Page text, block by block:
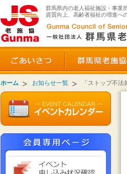
群馬県内の老人福祉施設・事業
資質向上、高齢者福祉の増進へ
ごあいさつ
ホーム お知らせ一覧 「ストップ不
イベ